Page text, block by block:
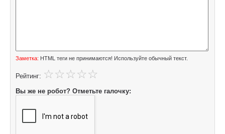
Заметка: HTML теги не принимаются! Используйте обычный текст.
Рейтинг:
Вы же не робот? Отметьте галочку: